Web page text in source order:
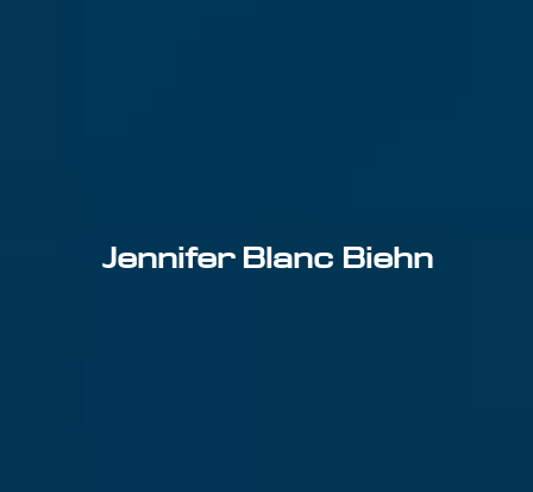
Jennifer Blanc Biehn